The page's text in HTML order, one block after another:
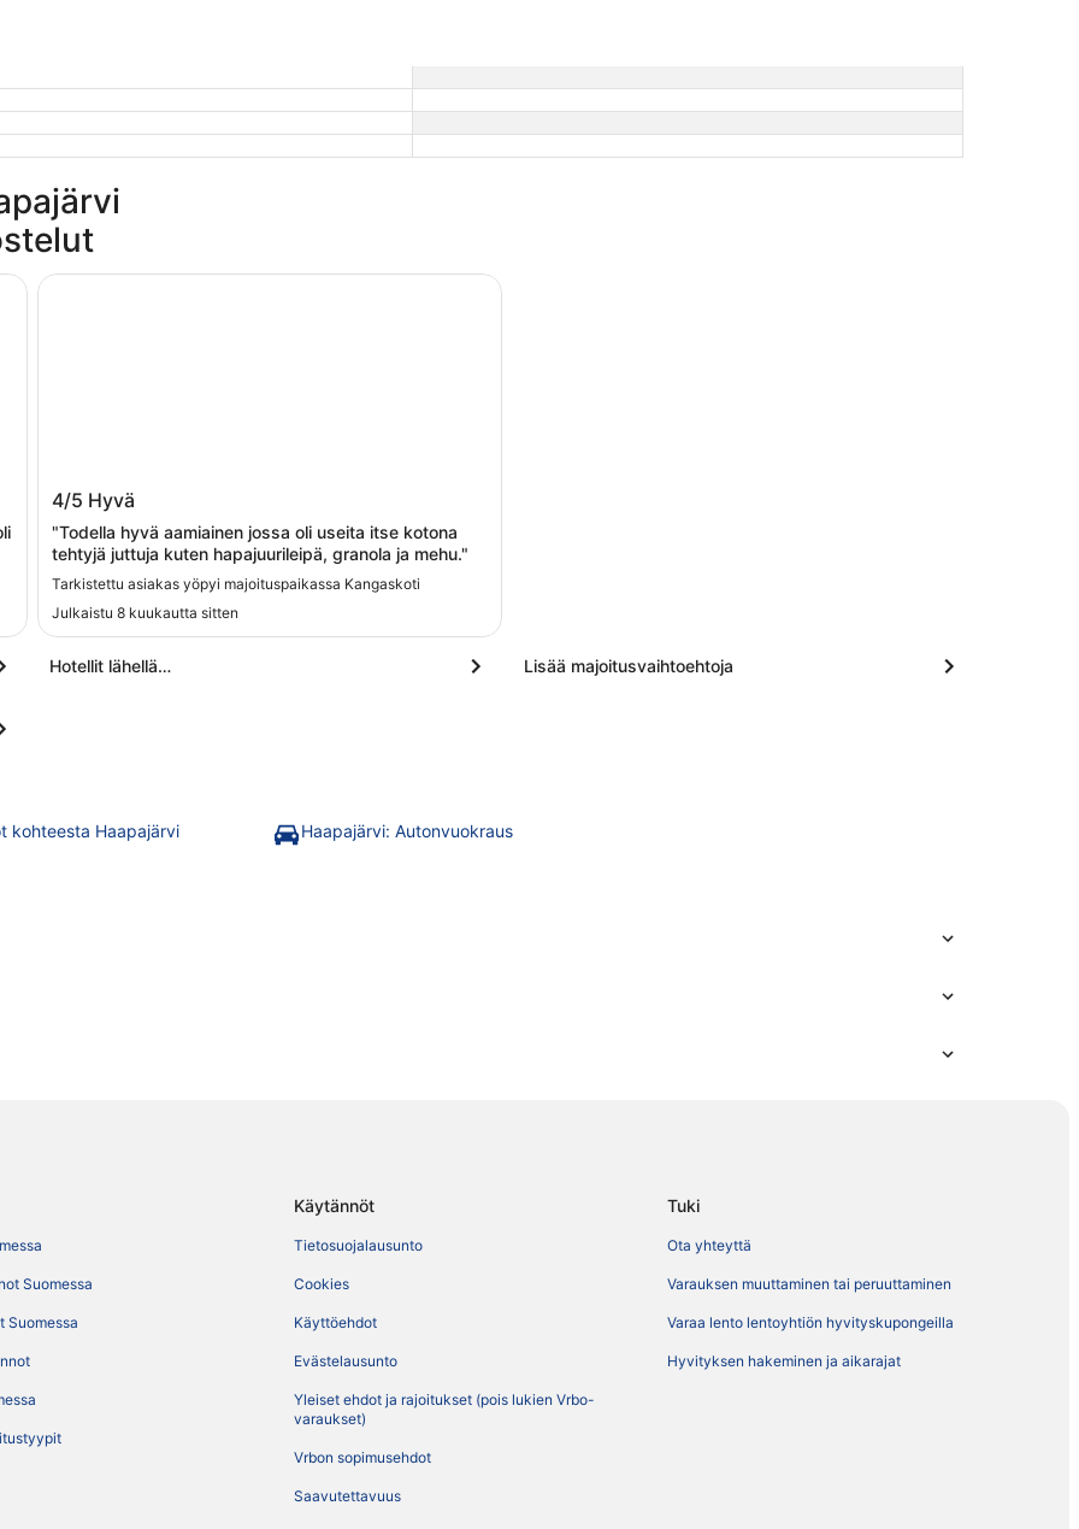
Kangaskoti
4/5 Hyvä
"Todella hyvä aamiainen jossa oli useita itse kotona
tehtyjä juttuja kuten hapajuurileipä, granola ja mehu."
Tarkistettu asiakas yöpyi majoituspaikassa Kangaskoti
Julkaistu 8 kuukautta sitten
Kangaskoti
Hotellit lähellä… Lisää majoitusvaihtoehtoja
kohteesta Haapajärvi Haapajärvi: Autonvuokraus
Suomessa
Suomessa
Käytännöt
Tietosuojalausunto
Cookies
Käyttöehdot
Evästelausunto
Yleiset ehdot ja rajoitukset (pois lukien Vrbo-
varaukset)
Vrbon sopimusehdot
Saavutettavuus
Tuki
Ota yhteyttä
Varauksen muuttaminen tai peruuttaminen
Varaa lento lentoyhtiön hyvityskupongeilla
Hyvityksen hakeminen ja aikarajat